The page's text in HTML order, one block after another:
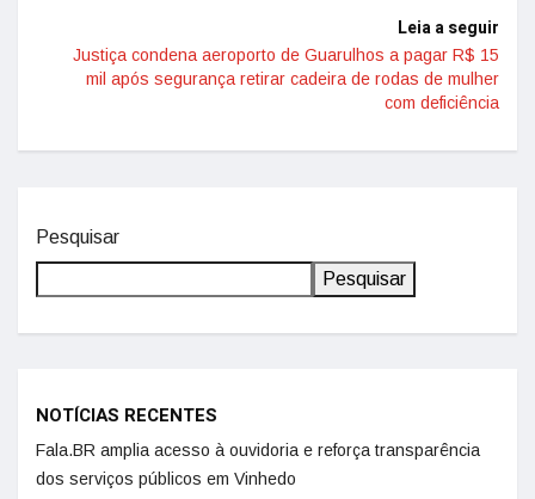
Leia a seguir
Justiça condena aeroporto de Guarulhos a pagar R$ 15
mil após segurança retirar cadeira de rodas de mulher
com deficiência
Pesquisar
Pesquisar
NOTÍCIAS RECENTES
Fala.BR amplia acesso à ouvidoria e reforça transparência
dos serviços públicos em Vinhedo